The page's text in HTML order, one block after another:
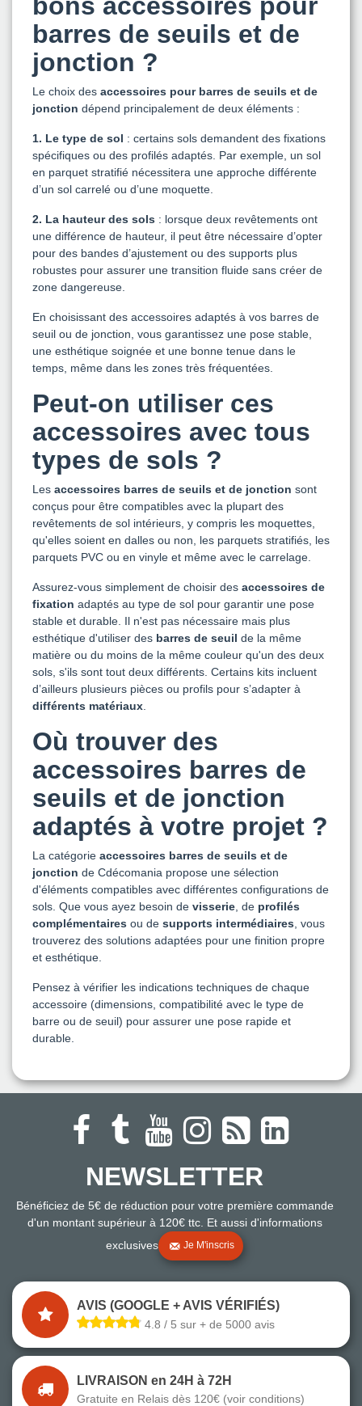
barres de seuils et de
jonction ?
Le choix des accessoires pour barres de seuils et de
jonction dépend principalement de deux éléments :
1. Le type de sol : certains sols demandent des fixations
spécifiques ou des profilés adaptés. Par exemple, un sol
en parquet stratifié nécessitera une approche différente
d’un sol carrelé ou d’une moquette.
2. La hauteur des sols : lorsque deux revêtements ont
une différence de hauteur, il peut être nécessaire d’opter
pour des bandes d’ajustement ou des supports plus
robustes pour assurer une transition fluide sans créer de
zone dangereuse.
En choisissant des accessoires adaptés à vos barres de
seuil ou de jonction, vous garantissez une pose stable,
une esthétique soignée et une bonne tenue dans le
temps, même dans les zones très fréquentées.
Peut-on utiliser ces
accessoires avec tous
types de sols ?
Les accessoires barres de seuils et de jonction sont
conçus pour être compatibles avec la plupart des
revêtements de sol intérieurs, y compris les moquettes,
qu'elles soient en dalles ou non, les parquets stratifiés, les
parquets PVC ou en vinyle et même avec le carrelage.
Assurez-vous simplement de choisir des accessoires de
fixation adaptés au type de sol pour garantir une pose
stable et durable. Il n'est pas nécessaire mais plus
esthétique d'utiliser des barres de seuil de la même
matière ou du moins de la même couleur qu'un des deux
sols, s'ils sont tout deux différents. Certains kits incluent
d’ailleurs plusieurs pièces ou profils pour s’adapter à
différents matériaux
Où trouver des
accessoires barres de
seuils et de jonction
adaptés à votre projet ?
La catégorie accessoires barres de seuils et de
jonction de Cdécomania propose une sélection
d'éléments compatibles avec différentes configurations de
sols. Que vous ayez besoin de visserie , de profilés
complémentaires ou de supports intermédiaires , vous
trouverez des solutions adaptées pour une finition propre
et esthétique.
Pensez à vérifier les indications techniques de chaque
accessoire (dimensions, compatibilité avec le type de
barre ou de seuil) pour assurer une pose rapide et
durable.
NEWSLETTER
Bénéficiez de 5€ de réduction pour votre première commande
d'un montant supérieur à 120€ ttc. Et aussi d'informations
exclusives
Je M'inscris
AVIS (GOOGLE + AVIS VÉRIFIÉS)
4.8 / 5 sur + de 5000 avis
LIVRAISON en 24H à 72H
Gratuite en Relais dès 120€ (voir conditions)